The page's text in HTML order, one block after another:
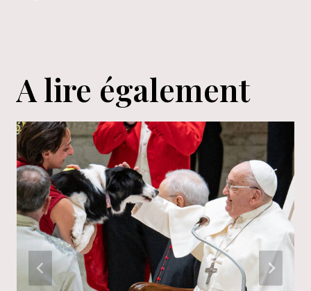
A lire également